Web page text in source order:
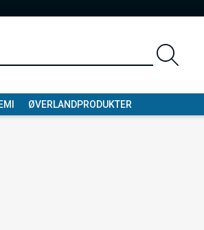
ØVERLANDPRODUKTER